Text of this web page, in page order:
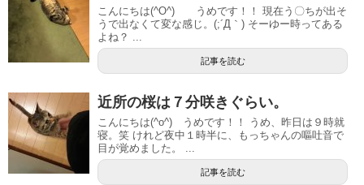
こんにちは(^O^) うめです！！ 現在う〇ちが出そ
うで出なくて変な感じ。(;´Д｀) そーゆー時ってある
よね？ ...
記事を読む
近所の桜は７分咲きぐらい。
こんにちは(^o^) うめです！！ うめ、昨日は９時就
寝。笑 けれど夜中１時半に、もっちゃんの嘔吐音で
目が覚めました。 ...
記事を読む